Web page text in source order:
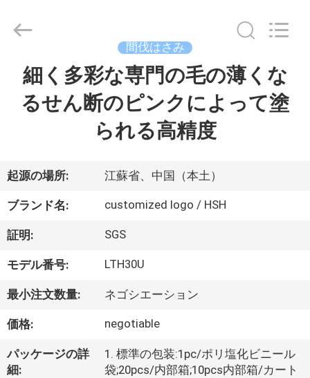
ダ
ク
ト
私
に
つ
Jincheng
Scissors
間伐はさみ
細く多彩な専門の毛の薄くな
るせん断のピンクによって塗
られる高精度
起源の場所: 江蘇省、中国（本土）
ブランド名: customized logo / HSH
証明: SGS
モデル番号: LTH30U
最小注文数量: ネゴシエーション
価格: negotiable
パッケージの詳
細:
1. 標準の包装:1pc/ポリ塩化ビニール
袋;20pcs/内部箱;10pcs内部箱/カート